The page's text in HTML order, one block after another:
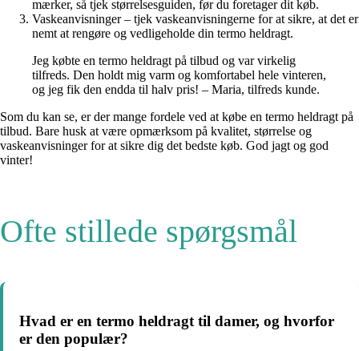
mærker, så tjek størrelsesguiden, før du foretager dit køb.
Vaskeanvisninger – tjek vaskeanvisningerne for at sikre, at det er
nemt at rengøre og vedligeholde din termo heldragt.
Jeg købte en termo heldragt på tilbud og var virkelig
tilfreds. Den holdt mig varm og komfortabel hele vinteren,
og jeg fik den endda til halv pris! – Maria, tilfreds kunde.
Som du kan se, er der mange fordele ved at købe en termo heldragt på
tilbud. Bare husk at være opmærksom på kvalitet, størrelse og
vaskeanvisninger for at sikre dig det bedste køb. God jagt og god
vinter!
Ofte stillede spørgsmål
Hvad er en termo heldragt til damer, og hvorfor
er den populær?